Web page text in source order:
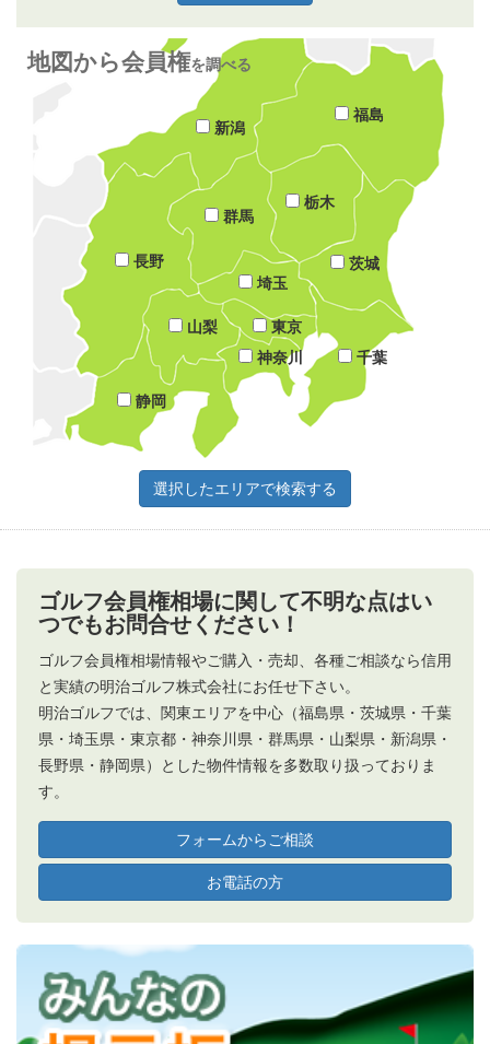
地図から会員権を調べる
東京
神奈川
静岡
埼玉
千葉
茨城
栃木
群馬
山梨
長野
新潟
福島
ゴルフ会員権相場に関して不明な点はい
つでもお問合せください！
ゴルフ会員権相場情報やご購入・売却、各種ご相談なら信用
と実績の明治ゴルフ株式会社にお任せ下さい。
明治ゴルフでは、関東エリアを中心（福島県・茨城県・千葉
県・埼玉県・東京都・神奈川県・群馬県・山梨県・新潟県・
長野県・静岡県）とした物件情報を多数取り扱っておりま
す。
フォームからご相談
お電話の方